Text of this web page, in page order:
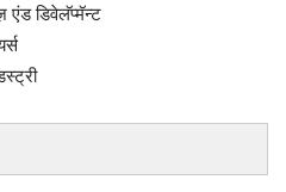
एंड डिवेलॅप्मॅन्ट